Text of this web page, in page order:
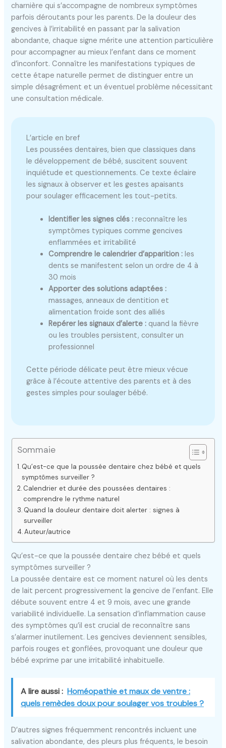
charnière qui s’accompagne de nombreux symptômes
parfois déroutants pour les parents. De la douleur des
gencives à l’irritabilité en passant par la salivation
abondante, chaque signe mérite une attention particulière
pour accompagner au mieux l’enfant dans ce moment
d’inconfort. Connaître les manifestations typiques de
cette étape naturelle permet de distinguer entre un
simple désagrément et un éventuel problème nécessitant
une consultation médicale.
L’article en bref
Les poussées dentaires, bien que classiques dans
le développement de bébé, suscitent souvent
inquiétude et questionnements. Ce texte éclaire
les signaux à observer et les gestes apaisants
pour soulager efficacement les tout-petits.
Identifier les signes clés : reconnaître les
symptômes typiques comme gencives
enflammées et irritabilité
Comprendre le calendrier d’apparition : les
dents se manifestent selon un ordre de 4 à
30 mois
Apporter des solutions adaptées :
massages, anneaux de dentition et
alimentation froide sont des alliés
Repérer les signaux d’alerte : quand la fièvre
ou les troubles persistent, consulter un
professionnel
Cette période délicate peut être mieux vécue
grâce à l’écoute attentive des parents et à des
gestes simples pour soulager bébé.
Sommaie
Qu’est-ce que la poussée dentaire chez bébé et quels
symptômes surveiller ?
Calendrier et durée des poussées dentaires :
comprendre le rythme naturel
Quand la douleur dentaire doit alerter : signes à
surveiller
Auteur/autrice
Qu’est-ce que la poussée dentaire chez bébé et quels
symptômes surveiller ?
La poussée dentaire est ce moment naturel où les dents
de lait percent progressivement la gencive de l’enfant. Elle
débute souvent entre 4 et 9 mois, avec une grande
variabilité individuelle. La sensation d’inflammation cause
des symptômes qu’il est crucial de reconnaître sans
s’alarmer inutilement. Les gencives deviennent sensibles,
parfois rouges et gonflées, provoquant une douleur que
bébé exprime par une irritabilité inhabituelle.
A lire aussi : Homéopathie et maux de ventre :
quels remèdes doux pour soulager vos troubles ?
D’autres signes fréquemment rencontrés incluent une
salivation abondante, des pleurs plus fréquents, le besoin